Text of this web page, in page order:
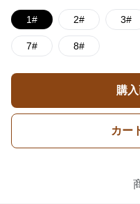
1# 2# 3#
7# 8#
購
カー